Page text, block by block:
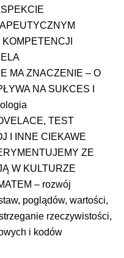
MA ZNACZENIE – O
NA SUKCES I
TEST
I INNE CIEKAWE
ZE
W KULTURZE
– rozwój
poglądów, wartości,
rzeczywistości,
i kodów